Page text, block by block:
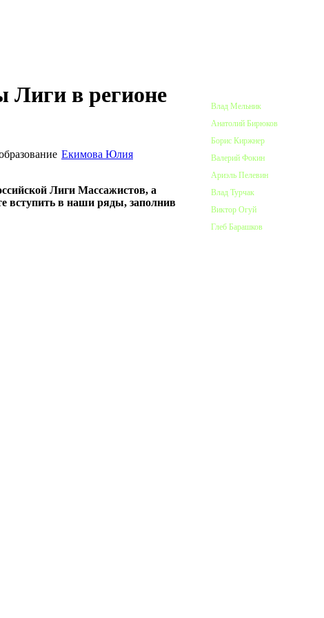
Лиги в регионе
Екимова Юлия
Лиги Массажистов, а
вступить в наши ряды, заполнив
Влад Мельник
Анатолий Бирюков
Борис Киржнер
Валерий Фокин
Ариэль Пелевин
Влад Турчак
Виктор Огуй
Глеб Барашков